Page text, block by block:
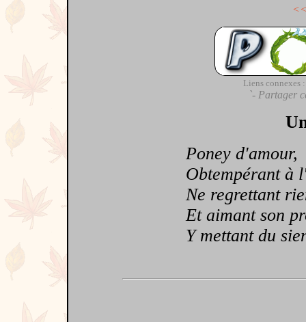
Liens connexes :
`- Partager
Poney d'amour,
Obtempérant à
Ne regrettant
Et aimant son
Y mettant du